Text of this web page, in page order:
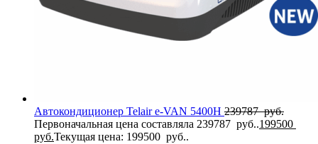
Автокондиционер Telair e-VAN 5400H 239787руб.
Первоначальная цена составляла 239787 руб..199500
руб.Текущая цена: 199500 руб..